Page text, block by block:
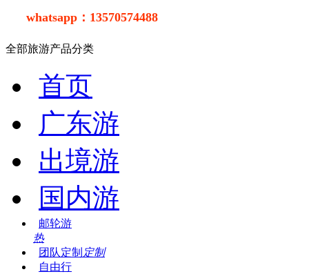
whatsapp： 13570574488
全部旅游产品分类
首页
广东游
出境游
国内游
邮轮游
热
团队定制 定制
自由行